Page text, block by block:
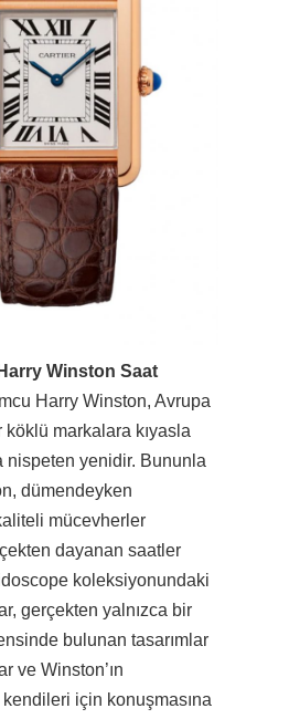
Winston Saat
Harry Winston, Avrupa
köklü markalara kıyasla
nispeten yenidir. Bununla
dümendeyken
mücevherler
dayanan saatler
koleksiyonundaki
gerçekten yalnızca bir
bulunan tasarımlar
ve Winston’ın
için konuşmasına